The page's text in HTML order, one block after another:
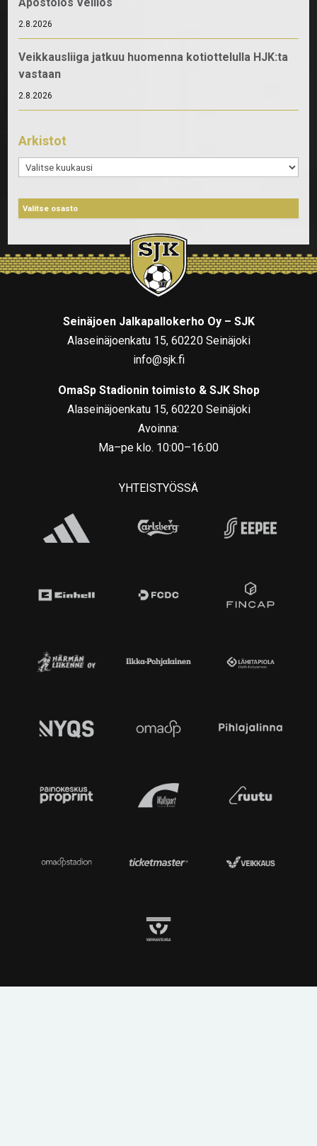
2.8.2026
Veikkausliiga jatkuu huomenna kotiottelulla HJK:ta
vastaan
2.8.2026
Arkistot
Arkistot
Seinäjoen Jalkapallokerho Oy – SJK
Alaseinäjoenkatu 15, 60220 Seinäjoki
info@sjk.fi
OmaSp Stadionin toimisto & SJK Shop
Alaseinäjoenkatu 15, 60220 Seinäjoki
Avoinna:
Ma–pe klo. 10:00–16:00
YHTEISTYÖSSÄ